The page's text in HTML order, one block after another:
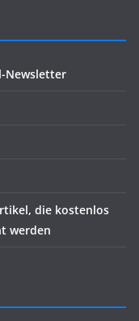
Newsletter
die kostenlos
werden